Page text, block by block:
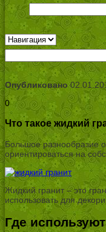
Опубликовано
0
Что такое жидкий
Большое разнообразие
ориентироваться на
Жидкий гранит – это
использовать для
Где